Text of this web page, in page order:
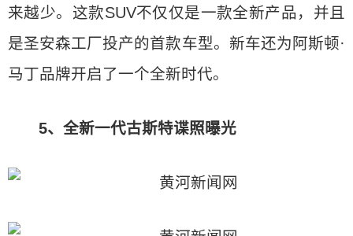
来越少。这款SUV不仅仅是一款全新产品，并且
是圣安森工厂投产的首款车型。新车还为阿斯顿·
马丁品牌开启了一个全新时代。
5、全新一代古斯特谍照曝光